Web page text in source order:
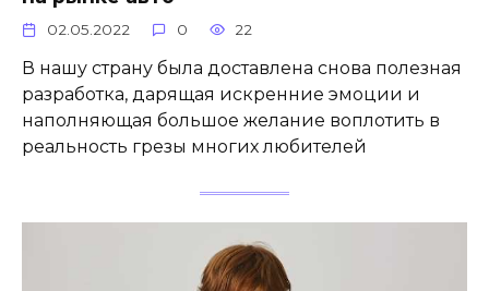
02.05.2022 0 22
В нашу страну была доставлена снова полезная
разработка, дарящая искренние эмоции и
наполняющая большое желание воплотить в
реальность грезы многих любителей